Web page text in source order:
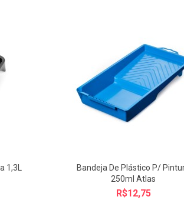
1,3L
Bandeja De Plástico P/
250ml Atlas
R$12,75